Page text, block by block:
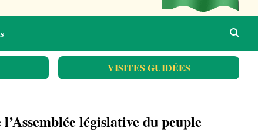
VISITES GUIDÉES
législative du peuple